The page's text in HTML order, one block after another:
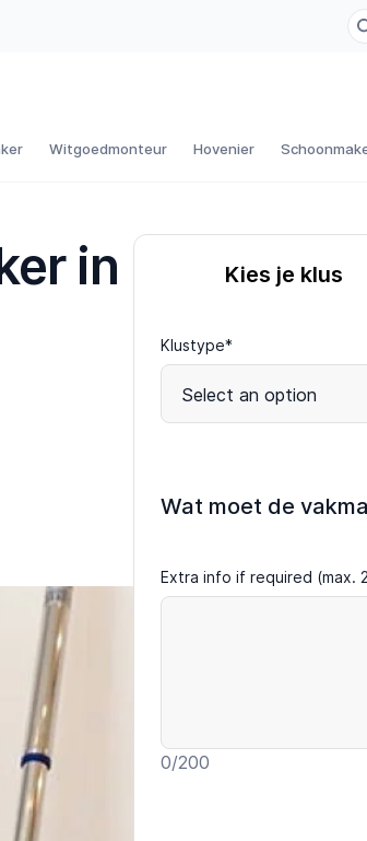
Witgoedmonteur Hovenier
in
Kies je klus
Klustype*
Select an option
Wat moet de
Extra info if required (max.
0/200